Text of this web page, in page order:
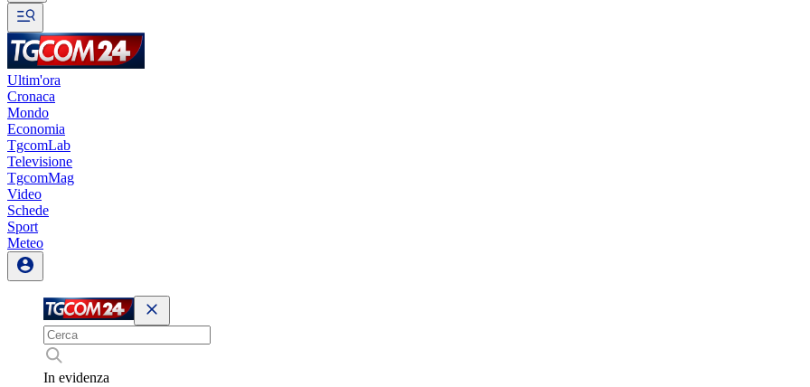
Ultim'ora
Cronaca
Mondo
Economia
TgcomLab
Televisione
TgcomMag
Video
Schede
Sport
Meteo
In evidenza